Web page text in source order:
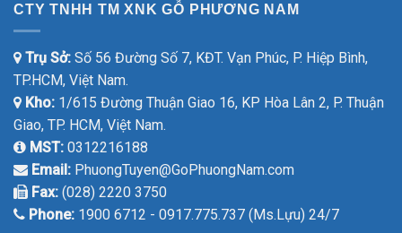
CTY TNHH TM XNK GỖ PHƯƠNG NAM
Trụ Sở: Số 56 Đường Số 7, KĐT. Vạn Phúc, P. Hiệp Bình,
TP.HCM, Việt Nam.
Kho: 1/615 Đường Thuận Giao 16, KP Hòa Lân 2, P. Thuận
Giao, TP. HCM, Việt Nam.
MST: 0312216188
Email: PhuongTuyen@GoPhuongNam.com
Fax: (028) 2220 3750
Phone: 1900 6712 - 0917.775.737 (Ms.Lựu) 24/7